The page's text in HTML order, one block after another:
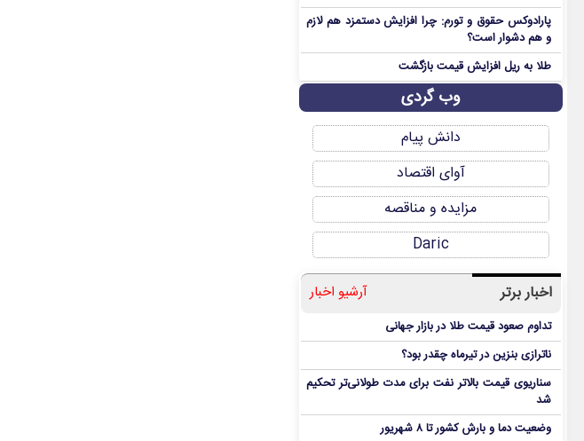
پارادوکس حقوق و تورم: چرا افزایش دستمزد هم لازم
و هم دشوار است؟
طلا به ریل افزایش قیمت بازگشت
وب گردی
دانش پیام
آوای اقتصاد
مزایده و مناقصه
Daric
اخبار برتر آرشیو اخبار
تداوم صعود قیمت طلا در بازار جهانی
ناترازی بنزین در تیرماه چقدر بود؟
سناریوی قیمت بالاتر نفت برای مدت طولانی‌تر تحکیم
شد
وضعیت دما و بارش کشور تا ۸ شهریور